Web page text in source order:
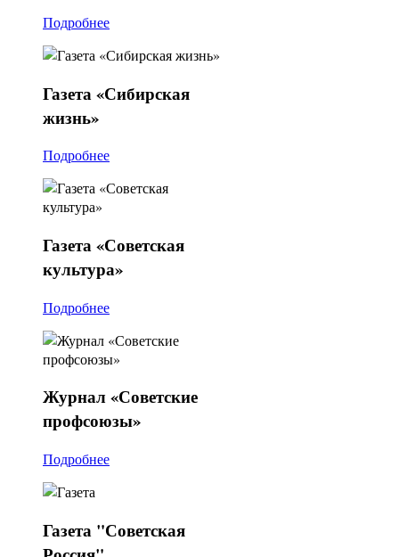
Подробнее
Газета«Сибирская
жизнь»
Подробнее
Газета«Советская
культура»
Подробнее
Журнал«Советские
профсоюзы»
Подробнее
Газета "Советская